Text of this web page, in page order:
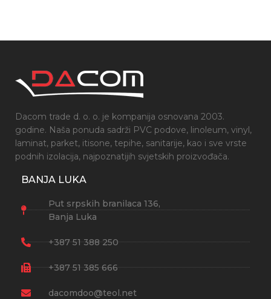
Dacom trade d. o. o. je kompanija osnovana 2003.
godine. Naša ponuda sadrži PVC podove, linoleum, vinyl,
laminat, parket, itisone, tepihe, sanitarije, kao i sve vrste
podnih izolacija, najpoznatijih svjetskih proizvođača.
BANJA LUKA
Put srpskih branilaca 136,
Banja Luka
+387 51 388 250
+387 51 385 666
dacomdoo@teol.net